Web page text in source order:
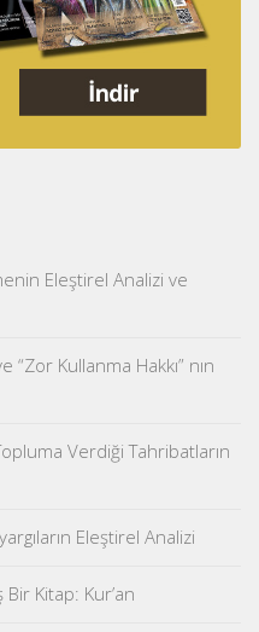
Eleştirel Analizi ve
“Zor Kullanma Hakkı” nın
Verdiği Tahribatların
Eleştirel Analizi
Kitap: Kur’an